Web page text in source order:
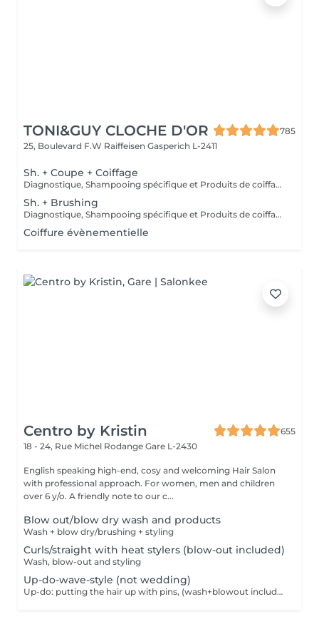
TONI&GUY CLOCHE D'OR
785
25, Boulevard F.W Raiffeisen Gasperich L-2411
Sh. + Coupe + Coiffage
Diagnostique, Shampooing spécifique et Produits de coiffage inclus.
Sh. + Brushing
Diagnostique, Shampooing spécifique et Produits de coiffage inclus.
Coiffure évènementielle
Centro by Kristin
655
18 - 24, Rue Michel Rodange Gare L-2430
English speaking high-end, cosy and welcoming Hair Salon
with professional approach. For women, men and children
over 6 y/o. A friendly note to our c...
Blow out/blow dry wash and products
Wash + blow dry/brushing + styling
Curls/straight with heat stylers (blow-out included)
Wash, blow-out and styling
Up-do-wave-style (not wedding)
Up-do: putting the hair up with pins, (wash+blowout included)